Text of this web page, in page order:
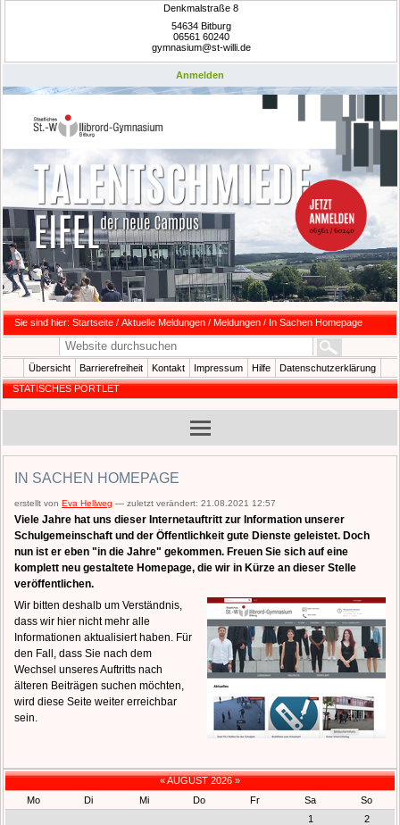
Denkmalstraße 8
54634 Bitburg
06561 60240
gymnasium@st-willi.de
Anmelden
Sie sind hier: Startseite / Aktuelle Meldungen / Meldungen / In Sachen Homepage
Übersicht Barrierefreiheit Kontakt Impressum Hilfe
Datenschutzerklärung
STATISCHES PORTLET
IN SACHEN HOMEPAGE
erstellt von Eva Hellweg —zuletzt verändert: 21.08.2021 12:57
Viele Jahre hat uns dieser Internetauftritt zur Information unserer
Schulgemeinschaft und der Öffentlichkeit gute Dienste geleistet. Doch
nun ist er eben "in die Jahre" gekommen. Freuen Sie sich auf eine
komplett neu gestaltete Homepage, die wir in Kürze an dieser Stelle
veröffentlichen.
Wir bitten deshalb um Verständnis,
dass wir hier nicht mehr alle
Informationen aktualisiert haben. Für
den Fall, dass Sie nach dem
Wechsel unseres Auftritts nach
älteren Beiträgen suchen möchten,
wird diese Seite weiter erreichbar
sein.
«AUGUST 2026 »
Mo
Di Mi Do Fr Sa
So
1
2